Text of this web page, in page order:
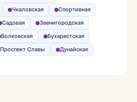
Чкаловская
Спортивная
Садовая
Звенигородская
Волковская
Бухарестская
Проспект Славы
Дунайская